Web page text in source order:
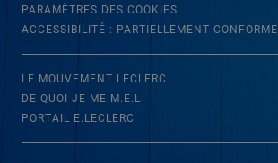
PARAMÈTRES DES COOKIES
ACCESSIBILITÉ : PARTIELLEMENT CONFORME
LE MOUVEMENT LECLERC
DE QUOI JE ME M.E.L
PORTAIL E.LECLERC